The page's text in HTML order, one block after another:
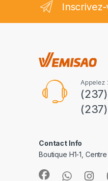
Appelez
Contact Info
Boutique H1-1,